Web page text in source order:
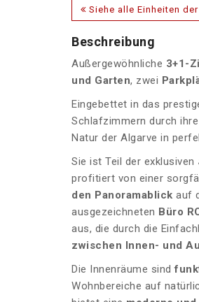
Siehe alle Einheiten
Beschreibung
Außergewöhnliche 3+1-
und Garten, zwei
Eingebettet in das
Schlafzimmern durch ihre
Natur der Algarve in
Sie ist Teil der exklusiven
profitiert von einer
den Panoramablick auf
ausgezeichneten Büro
aus, die durch die
zwischen Innen- und
Die Innenräume sind
Wohnbereiche auf